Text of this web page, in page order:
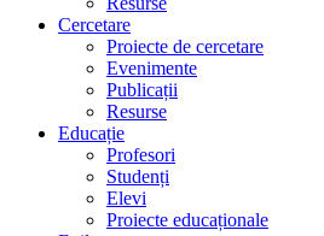
Cercetare
Proiecte de cercetare
Evenimente
Publicații
Resurse
Educație
Profesori
Studenți
Elevi
Proiecte educaționale